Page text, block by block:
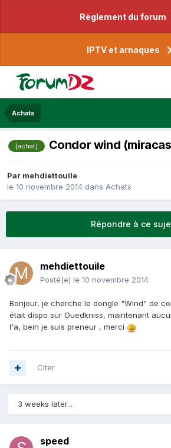
Règlement du forum
IPTV et arnaques
Achats
[achat] Condor wind
Par mehdiettouile
le 10 novembre 2014 dans Achats
Répondre à ce
mehdiettouile
Posté(e) le 10 novembre 2014
Bonjour, je cherche le dongle "Wind" de
était dispo sur Ouedkniss, maintenant
l'a, bein je suis preneur , merci
Citer
3 weeks later...
speed